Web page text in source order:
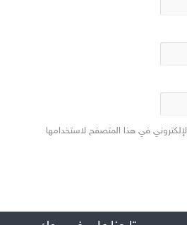
في هذا المتصفح لاستخدامها